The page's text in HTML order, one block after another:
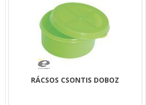
RÁCSOS CSONTIS DOBOZ